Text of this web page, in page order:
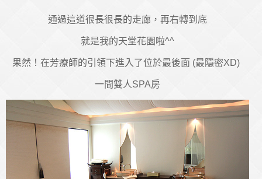
通過這道很長很長的走廊，再右轉到底
就是我的天堂花園啦^^
果然！在芳療師的引領下進入了位於最後面 (最隱密XD)
一間雙人SPA房